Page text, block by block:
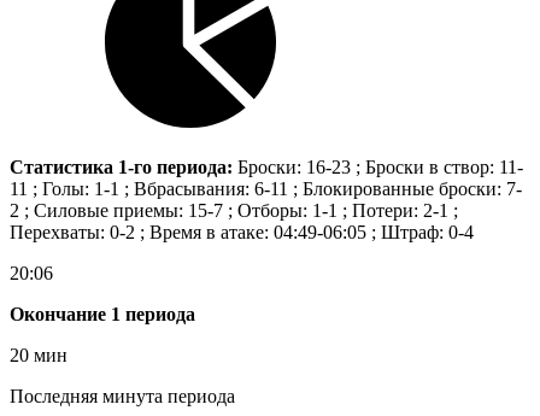
Статистика 1-го периода: Броски: 16-23 ; Броски в створ: 11-
11 ; Голы: 1-1 ; Вбрасывания: 6-11 ; Блокированные броски: 7-
2 ; Силовые приемы: 15-7 ; Отборы: 1-1 ; Потери: 2-1 ;
Перехваты: 0-2 ; Время в атаке: 04:49-06:05 ; Штраф: 0-4
20:06
Окончание 1 периода
20 мин
Последняя минута периода